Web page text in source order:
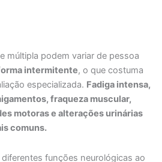
múltipla podem variar de pessoa
intermitente, o que costuma
especializada. Fadiga intensa,
fraqueza muscular,
motoras e alterações urinárias
comuns.
funções neurológicas ao